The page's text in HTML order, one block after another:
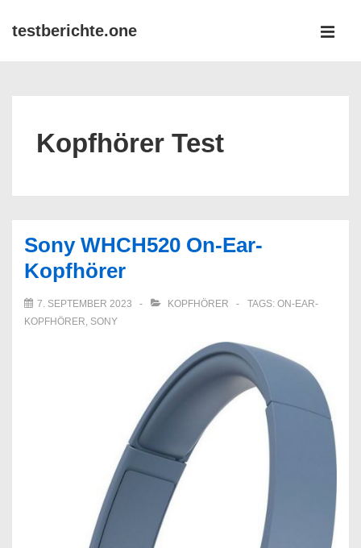
Zumtestberichte.one
Kopfhörer Test
Sony WHCH520 On-Ear-
Kopfhörer
7. SEPTEMBER 2023 KOPFHÖRER TAGS: ON-EAR-
KOPFHÖRER, SONY